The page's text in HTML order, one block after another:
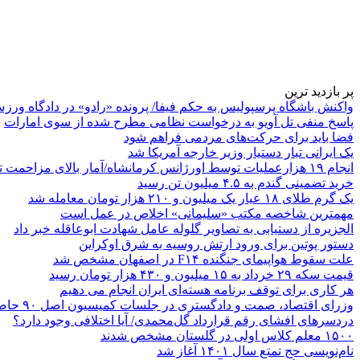
پر بازدید ترین
واکنش باشگاه پرسپولیس به حکم فیفا/ پرونده «رادو» در دادگاه
پاسخ منفی تل آویو به درخواست نظامی مطرح شده از سوی امارات
فضا باید برای حرکت‌های مردمی فراهم شود
یک ایرانی تبار دستیار وزیر خارجه آمریکا شد
انجام ۱۹ هزارعملیات توسط اورژانس کرمانشاه/آمار بالای مزاحمت تلفنی
خرید تضمینی گندم به ۴.۵ میلیون تن رسید
یک گرم طلای ۱۸ عیار یک میلیون و ۲۱۰ هزار تومان معامله شد
مهمترین شاخصه مکتب «سلیمانی» اخلاص در عمل است
الجزیره از دستیابی به تصاویر گلوله عامل شهادت ابوعاقله خبر داد
دستور پوتین برای ورود ارتش روسیه به شرق اوکراین
علت سقوط هواپیمای جنگنده F۱۴ در اصفهان مشخص شد
قیمت سکه ۲۹ خرداد به ۱۵ میلیون و ۴۳۰ هزار تومان رسید
هر کاری برای توقف برنامه هسته‌ای ایران انجام می دهیم
وزرای اقتصاد، صمت و دادگستری در جلسات کمیسیون اصل ۹۰ حاضر می‌شوند
دردسرهای افشای رقم قرارداد گل‌محمدی/ آیا اختلافی وجود دارد؟
۱۵۰۰ معلم کلاس اولی در گلستان مشخص شدند
نام‌نویسی حج تمتع سال ۱۴۰۱ آغاز شد